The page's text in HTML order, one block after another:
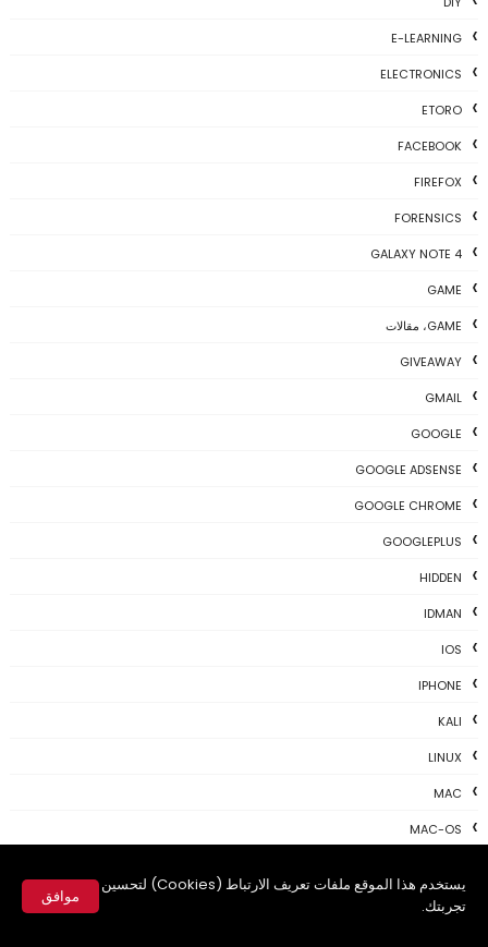
يستخدم هذا الموقع ملفات تعريف الارتباط (Cookies) لتحسين
تجربتك.
موافق
E-LEARNING
ELECTRONICS
ETORO
FACEBOOK
FIREFOX
FORENSICS
GALAXY NOTE 4
GAME
GAME، مقالات
GIVEAWAY
GMAIL
GOOGLE
GOOGLE ADSENSE
GOOGLE CHROME
GOOGLEPLUS
HIDDEN
IDMAN
IOS
IPHONE
KALI
LINUX
MAC
MAC-OS
MICROSOFT